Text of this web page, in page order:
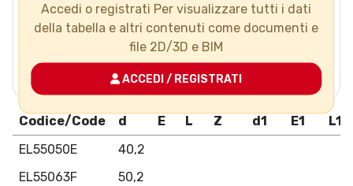
Codice/Code d E L Z d1 E1
L1
EL55050E
40,2
EL55063F
50,2
Accedi o registrati Per visualizzare tutti i dati
della tabella e altri contenuti come documenti e
file 2D/3D e BIM
ACCEDI / REGISTRATI